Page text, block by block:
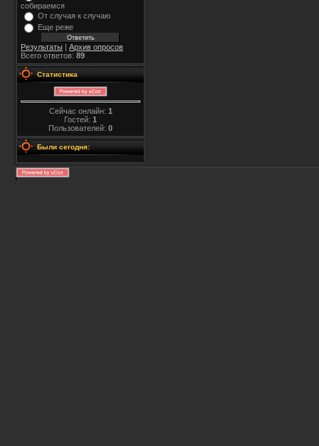
собираемся
От случая к случаю
Еще реже
Результаты | Архив опросов
Всего ответов: 89
Статистика
Сейчас онлайн: 1
Гостей: 1
Пользователей: 0
Были сегодня: